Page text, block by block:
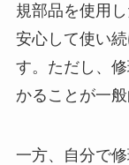
規部品を使用
安心して使い
す。ただし、
かることが一般
一方、自分で